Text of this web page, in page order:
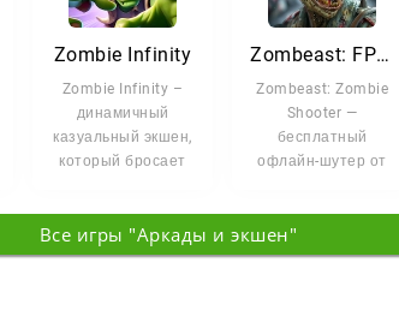
Zombie Infinity
Zombie Infinity –
динамичный
казуальный экшен,
который бросает
битвы с
Zombeast: FPS Зомби Шутер
Zombeast: Zombie
Shooter —
бесплатный
офлайн-шутер от
глаза посреди
Все игры "Аркады и экшен"